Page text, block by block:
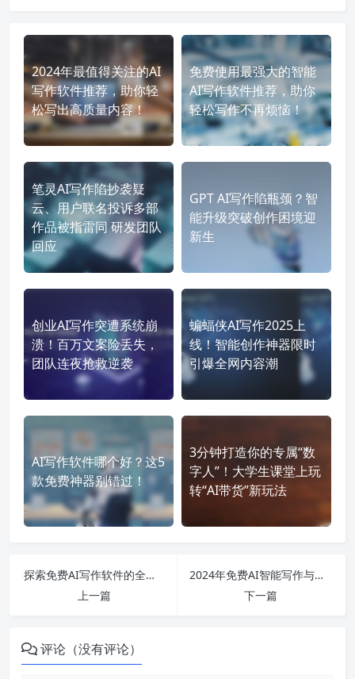
2024年最值得关注的AI
写作软件推荐，助你轻
松写出高质量内容！
免费使用最强大的智能
AI写作软件推荐，助你
轻松写作不再烦恼！
笔灵AI写作陷抄袭疑
云、用户联名投诉多部
作品被指雷同 研发团队
回应
GPT AI写作陷瓶颈？智
能升级突破创作困境迎
新生
创业AI写作突遭系统崩
溃！百万文案险丢失，
团队连夜抢救逆袭
蝙蝠侠AI写作2025上
线！智能创作神器限时
引爆全网内容潮
AI写作软件哪个好？这5
款免费神器别错过！
3分钟打造你的专属“数
字人”！大学生课堂上玩
转“AI带货”新玩法
探索免费AI写作软件的全新应用场景，让创作变得更简单高效
上一篇
2024年免费AI智能写作与创作工具全解析：手机APP、在线生成、教育应用一网打尽！
下一篇
评论（没有评论）